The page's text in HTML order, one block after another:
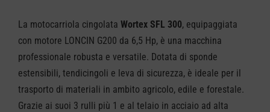
SFL
300
quantità
La motocarriola cingolata Wortex SFL 300, equipaggiata
con motore LONCIN G200 da 6,5 Hp, è una macchina
professionale robusta e versatile. Dotata di sponde
estensibili, tendicingoli e leva di sicurezza, è ideale per il
trasporto di materiali in ambito agricolo, edile e forestale.
Grazie ai suoi 3 rulli più 1 e al telaio in acciaio ad alta